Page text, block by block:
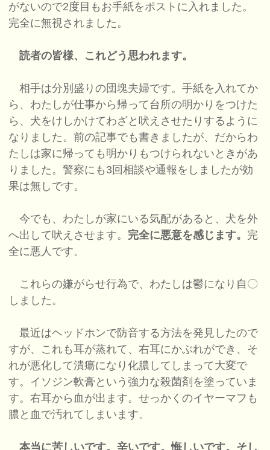
がないので2度目もお手紙をポストに入れました。
完全に無視されました。
読者の皆様、これどう思われます。
相手は分別盛りの団塊夫婦です。手紙を入れてか
ら、わたしが仕事から帰って台所の明かりをつけた
ら、犬をけしかけてわざと吠えさせたりするように
なりました。前の記事でも書きましたが、だからわ
たしは家に帰っても明かりもつけられないときがあ
りました。警察にも3回相談や通報をしましたが効
果は無しです。
今でも、わたしが家にいる気配があると、犬を外
へ出して吠えさせます。 完全に悪意を感じます。 完
全に悪人です。
これらの嫌がらせ行為で、わたしは鬱になり自〇
しました。
最近はヘッドホンで防音する方法を発見したので
すが、これも耳が蒸れて、右耳にかぶれができ、そ
れが悪化して潰瘍になり化膿してしまって大変で
す。イソジン軟膏という強力な殺菌剤を塗っていま
す。右耳から血が出ます。せっかくのイヤーマフも
膿と血で汚れてしまいます。
本当に苦しいです。辛いです。悔しいです。そし